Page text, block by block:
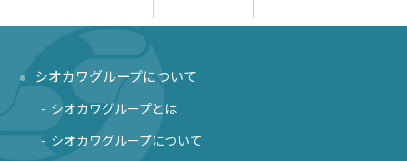
シオカワグループについて
シオカワグループとは
シオカワグループについて